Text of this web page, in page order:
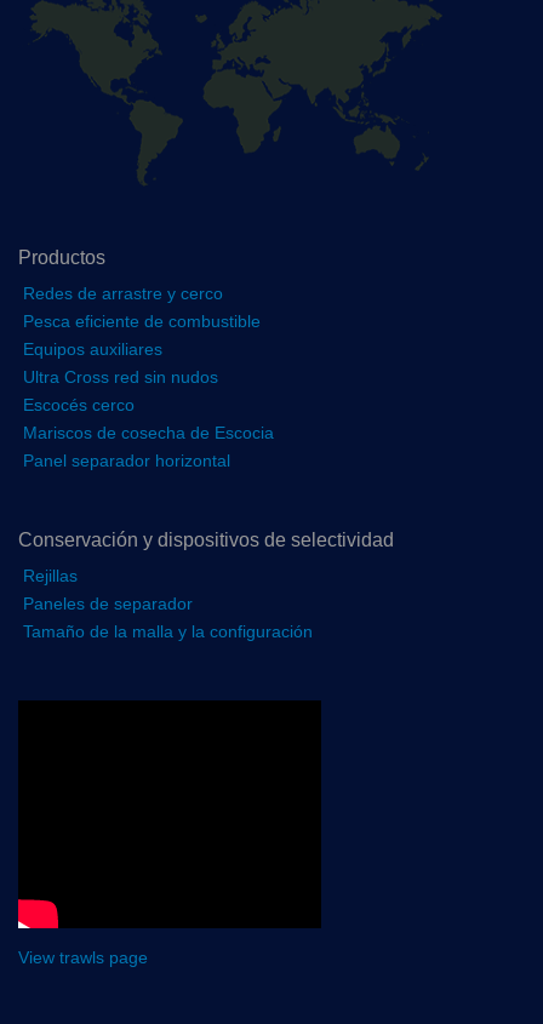
Productos
Redes de arrastre y cerco
Pesca eficiente de combustible
Equipos auxiliares
Ultra Cross red sin nudos
Escocés cerco
Mariscos de cosecha de Escocia
Panel separador horizontal
Conservación y dispositivos de selectividad
Rejillas
Paneles de separador
Tamaño de la malla y la configuración
View trawls page